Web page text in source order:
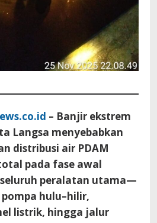
– Banjir ekstrem
Langsa menyebabkan
distribusi air PDAM
pada fase awal
peralatan utama—
hulu–hilir,
listrik, hingga jalur